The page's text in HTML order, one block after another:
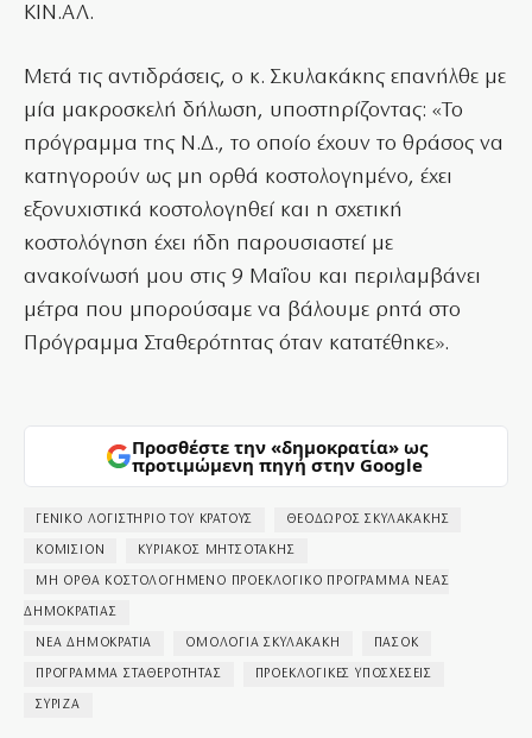
ΚΙΝ.ΑΛ.
Μετά τις αντιδράσεις, ο κ. Σκυλακάκης επανήλθε με
μία μακροσκελή δήλωση, υποστηρίζοντας: «Το
πρόγραμμα της Ν.Δ., το οποίο έχουν το θράσος να
κατηγορούν ως μη ορθά κοστολογημένο, έχει
εξονυχιστικά κοστολογηθεί και η σχετική
κοστολόγηση έχει ήδη παρουσιαστεί με
ανακοίνωσή μου στις 9 Μαΐου και περιλαμβάνει
μέτρα που μπορούσαμε να βάλουμε ρητά στο
Πρόγραμμα Σταθερότητας όταν κατατέθηκε».
Προσθέστε την «δημοκρατία» ως
προτιμώμενη πηγή στην Google
ΓΕΝΙΚΟ ΛΟΓΙΣΤΗΡΙΟ ΤΟΥ ΚΡΑΤΟΥΣ ΘΕΟΔΩΡΟΣ ΣΚΥΛΑΚΑΚΗΣ
ΚΟΜΙΣΙΟΝ ΚΥΡΙΑΚΟΣ ΜΗΤΣΟΤΑΚΗΣ
ΜΗ ΟΡΘΑ ΚΟΣΤΟΛΟΓΗΜΕΝΟ ΠΡΟΕΚΛΟΓΙΚΟ ΠΡΟΓΡΑΜΜΑ ΝΕΑΣ
ΔΗΜΟΚΡΑΤΙΑΣ
ΝΕΑ ΔΗΜΟΚΡΑΤΙΑ ΟΜΟΛΟΓΙΑ ΣΚΥΛΑΚΑΚΗ ΠΑΣΟΚ
ΠΡΟΓΡΑΜΜΑ ΣΤΑΘΕΡΟΤΗΤΑΣ ΠΡΟΕΚΛΟΓΙΚΕΣ ΥΠΟΣΧΕΣΕΙΣ
ΣΥΡΙΖΑ